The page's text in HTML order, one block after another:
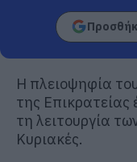
Η πλειοψηφία
της Επικρατείας
τη λειτουργία
Κυριακές.